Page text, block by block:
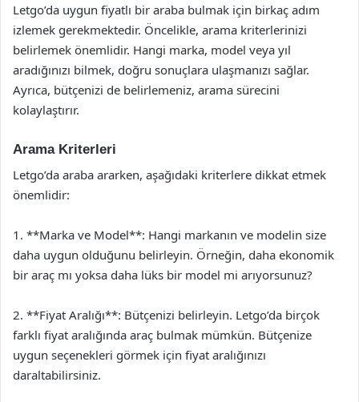
Letgo’da uygun fiyatlı bir araba bulmak için birkaç adım
izlemek gerekmektedir. Öncelikle, arama kriterlerinizi
belirlemek önemlidir. Hangi marka, model veya yıl
aradığınızı bilmek, doğru sonuçlara ulaşmanızı sağlar.
Ayrıca, bütçenizi de belirlemeniz, arama sürecini
kolaylaştırır.
Arama Kriterleri
Letgo’da araba ararken, aşağıdaki kriterlere dikkat etmek
önemlidir:
1. **Marka ve Model**: Hangi markanın ve modelin size
daha uygun olduğunu belirleyin. Örneğin, daha ekonomik
bir araç mı yoksa daha lüks bir model mi arıyorsunuz?
2. **Fiyat Aralığı**: Bütçenizi belirleyin. Letgo’da birçok
farklı fiyat aralığında araç bulmak mümkün. Bütçenize
uygun seçenekleri görmek için fiyat aralığınızı
daraltabilirsiniz.